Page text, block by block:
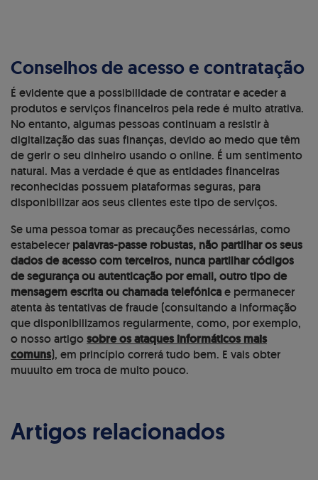
Conselhos de acesso e contratação
É evidente que a possibilidade de contratar e aceder a
produtos e serviços financeiros pela rede é muito atrativa.
No entanto, algumas pessoas continuam a resistir à
digitalização das suas finanças, devido ao medo que têm
de gerir o seu dinheiro usando o online. É um sentimento
natural. Mas a verdade é que as entidades financeiras
reconhecidas possuem plataformas seguras, para
disponibilizar aos seus clientes este tipo de serviços.
Se uma pessoa tomar as precauções necessárias, como
estabelecer palavras-passe robustas, não partilhar os seus
dados de acesso com terceiros, nunca partilhar códigos
de segurança ou autenticação por email, outro tipo de
mensagem escrita ou chamada telefónicae permanecer
atenta às tentativas de fraude (consultando a informação
que disponibilizamos regularmente, como, por exemplo,
o nosso artigosobre os ataques informáticos mais
comuns), em princípio correrá tudo bem. E vais obter
muuuito em troca de muito pouco.
Artigos relacionados